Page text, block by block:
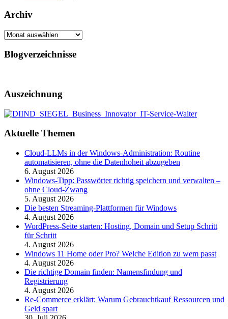
Archiv
Archiv
Blogverzeichnisse
Auszeichnung
Aktuelle Themen
Cloud-LLMs in der Windows-Administration: Routine
automatisieren, ohne die Datenhoheit abzugeben
6. August 2026
Windows-Tipp: Passwörter richtig speichern und verwalten –
ohne Cloud-Zwang
5. August 2026
Die besten Streaming-Plattformen für Windows
4. August 2026
WordPress-Seite starten: Hosting, Domain und Setup Schritt
für Schritt
4. August 2026
Windows 11 Home oder Pro? Welche Edition zu wem passt
4. August 2026
Die richtige Domain finden: Namensfindung und
Registrierung
4. August 2026
Re-Commerce erklärt: Warum Gebrauchtkauf Ressourcen und
Geld spart